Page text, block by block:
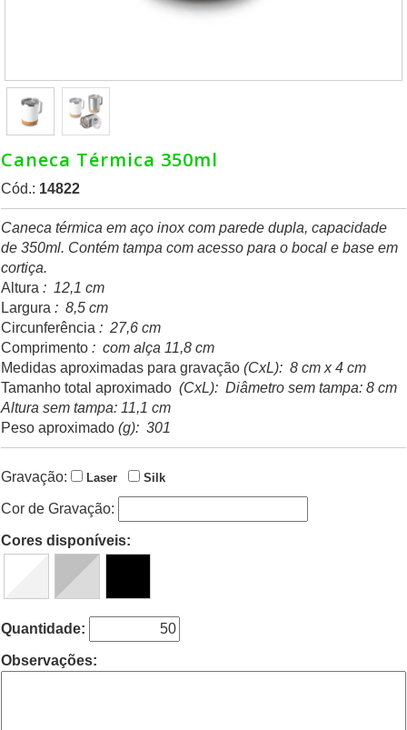
Caneca Térmica 350ml
Cód.: 14822
Caneca térmica em aço inox com parede dupla, capacidade
de 350ml. Contém tampa com acesso para o bocal e base em
cortiça.
Altura : 12,1 cm
Largura : 8,5 cm
Circunferência : 27,6 cm
Comprimento : com alça 11,8 cm
Medidas aproximadas para gravação (CxL): 8 cm x 4 cm
Tamanho total aproximado (CxL): Diâmetro sem tampa: 8 cm
Altura sem tampa: 11,1 cm
Peso aproximado (g): 301
Gravação: Laser Silk
Cor de Gravação:
Cores disponíveis:
Quantidade:
Observações: